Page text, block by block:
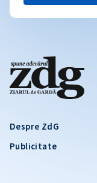
Despre ZdG
Publicitate